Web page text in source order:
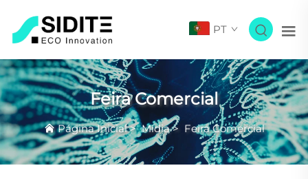
PT
Feira Comercial
Página Inicial>Mídia> Feira Comercial